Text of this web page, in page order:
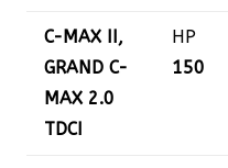
C-MAX II,
GRAND C-
MAX 2.0
TDCI
HP
150